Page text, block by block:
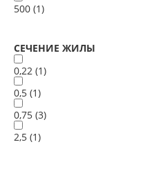
500 (1)
СЕЧЕНИЕ ЖИЛЫ
0,22 (1)
0,5 (1)
0,75 (3)
2,5 (1)